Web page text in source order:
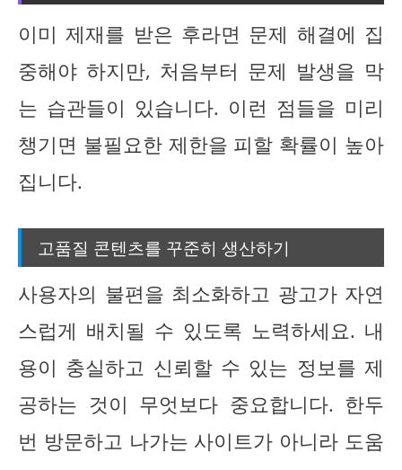
이미 제재를 받은 후라면 문제 해결에 집
중해야 하지만, 처음부터 문제 발생을 막
는 습관들이 있습니다. 이런 점들을 미리
챙기면 불필요한 제한을 피할 확률이 높아
집니다.
고품질 콘텐츠를 꾸준히 생산하기
사용자의 불편을 최소화하고 광고가 자연
스럽게 배치될 수 있도록 노력하세요. 내
용이 충실하고 신뢰할 수 있는 정보를 제
공하는 것이 무엇보다 중요합니다. 한두
번 방문하고 나가는 사이트가 아니라 도움